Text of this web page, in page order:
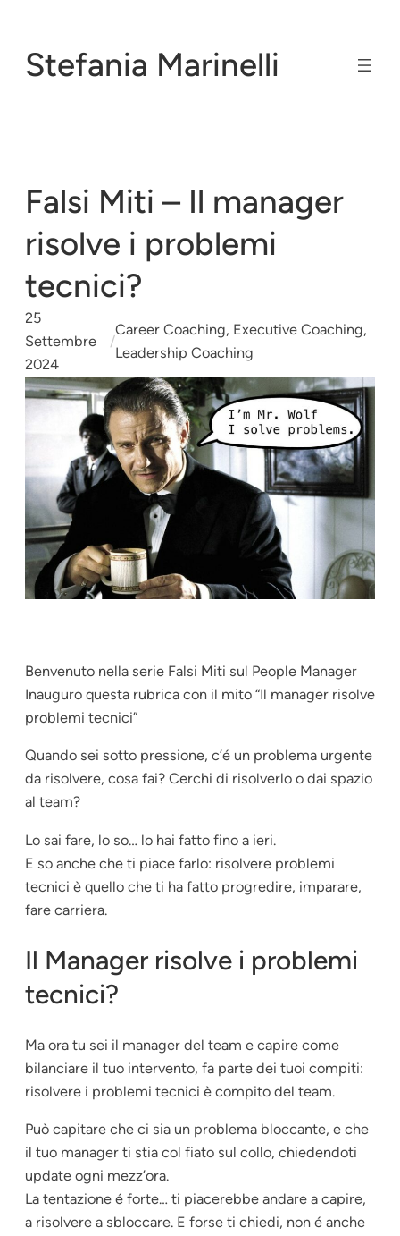
contenuto
Stefania Marinelli
Falsi Miti – Il manager
risolve i problemi
tecnici?
25
Settembre
2024
/
Career Coaching, Executive Coaching
Leadership Coaching
Benvenuto nella serie Falsi Miti sul People Manager
Inauguro questa rubrica con il mito “Il manager risolve
problemi tecnici”
Quando sei sotto pressione, c’é un problema urgente
da risolvere, cosa fai? Cerchi di risolverlo o dai spazio
al team?
Lo sai fare, lo so… lo hai fatto fino a ieri.
E so anche che ti piace farlo: risolvere problemi
tecnici è quello che ti ha fatto progredire, imparare,
fare carriera.
Il Manager risolve i problemi
tecnici?
Ma ora tu sei il manager del team e capire come
bilanciare il tuo intervento, fa parte dei tuoi compiti:
risolvere i problemi tecnici è compito del team.
Può capitare che ci sia un problema bloccante, e che
il tuo manager ti stia col fiato sul collo, chiedendoti
update ogni mezz’ora.
La tentazione é forte… ti piacerebbe andare a capire,
a risolvere a sbloccare. E forse ti chiedi, non é anche